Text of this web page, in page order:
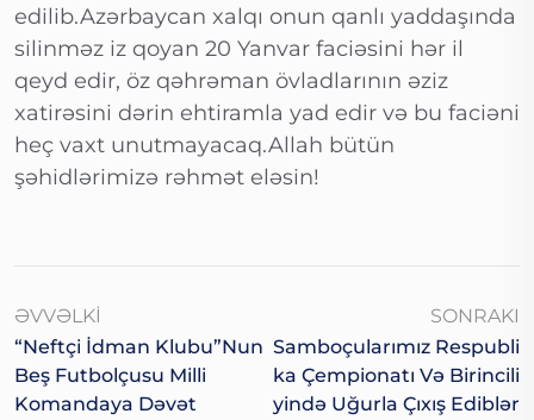
edilib.Azərbaycan xalqı onun qanlı yaddaşında
silinməz iz qoyan 20 Yanvar faciəsini hər il
qeyd edir, öz qəhrəman övladlarının əziz
xatirəsini dərin ehtiramla yad edir və bu faciəni
heç vaxt unutmayacaq.Allah bütün
şəhidlərimizə rəhmət eləsin!
ƏVVƏLKI
“Neftçi İdman Klubu”nun
Beş Futbolçusu Milli
Komandaya Dəvət
SONRAKI
Samboçularımız Respubli
Ka Çempionatı Və Birincili
Yində Uğurla Çıxış Ediblər